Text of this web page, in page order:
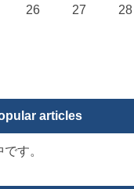
26 27 28
articles
す。